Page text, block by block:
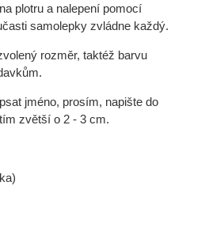
plotru a nalepení pomocí
samolepky zvládne každý.
rozměr, taktéž barvu
jméno, prosím, napište do
zvětší o 2 - 3 cm.